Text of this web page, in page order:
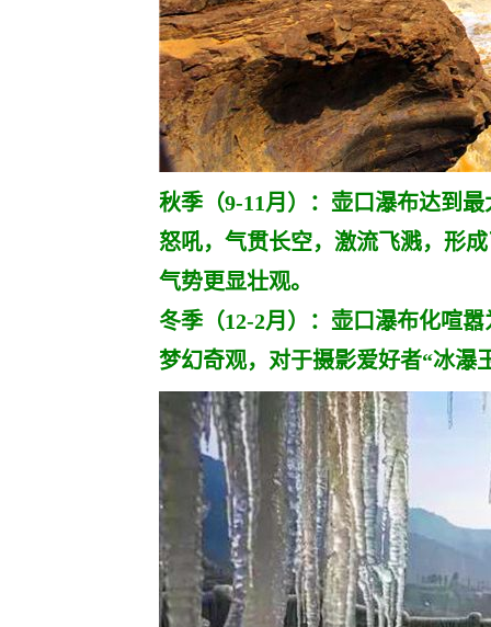
秋季（9-11月）：壶口瀑布达到
怒吼，气贯长空，激流飞溅，形
气势更显壮观。
冬季（12-2月）：壶口瀑布化喧
梦幻奇观，对于摄影爱好者“冰瀑